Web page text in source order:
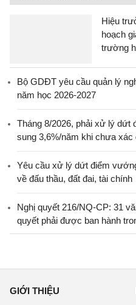
Hiệu
hoạch
trường
Bộ GDĐT yêu cầu quản lý
năm học 2026-2027
Tháng 8/2026, phải xử lý dứt
sung 3,6%/năm khi chưa
Yêu cầu xử lý dứt điểm
về đấu thầu, đất đai, tài chính
Nghị quyết 216/NQ-CP: 31
quyết phải được ban hành
GIỚI THIỆU